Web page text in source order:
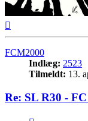
FCM2000
Indlæg: 2523
Tilmeldt: 13.
Re: SL R30 -